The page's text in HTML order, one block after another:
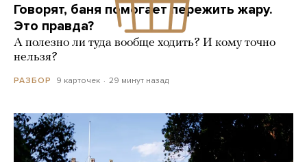
Говорят, баня помогает пережить жару.
Это правда?
А полезно ли туда вообще ходить? И кому точно
нельзя?
РАЗБОР 9 карточек 29 минут назад